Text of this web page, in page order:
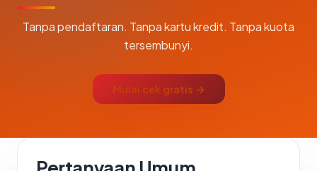
Tanpa pendaftaran. Tanpa kartu kredit. Tanpa kuota
tersembunyi.
Mulai cek gratis →